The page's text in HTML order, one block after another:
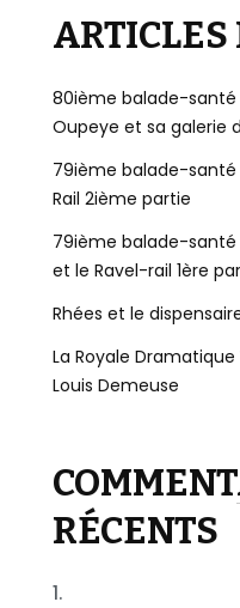
ARTICLES
80ième balade-santé
Oupeye et sa galerie
79ième balade-santé
Rail 2ième partie
79ième balade-santé
et le Ravel-rail 1ère
Rhées et le
La Royale
Louis Demeuse
RÉCENTS